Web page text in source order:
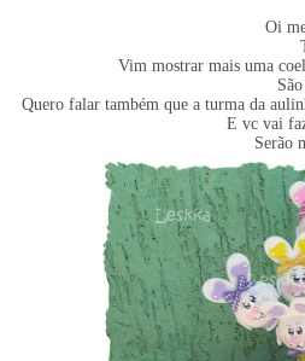
Oi
Vim mostrar mais uma
Quero falar também que a turma da
E vc vai
Serão